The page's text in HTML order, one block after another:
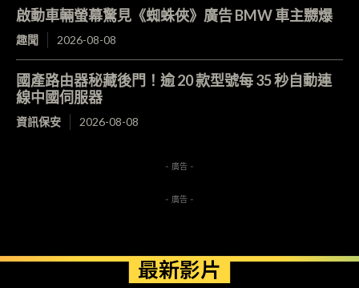
啟動車輛螢幕驚見《蜘蛛俠》廣告 BMW 車主嬲爆
趣聞 2026-08-08
國產路由器秘藏後門！逾 20 款型號每 35 秒自動連
線中國伺服器
資訊保安 2026-08-08
- 廣告 -
- 廣告 -
最新影片